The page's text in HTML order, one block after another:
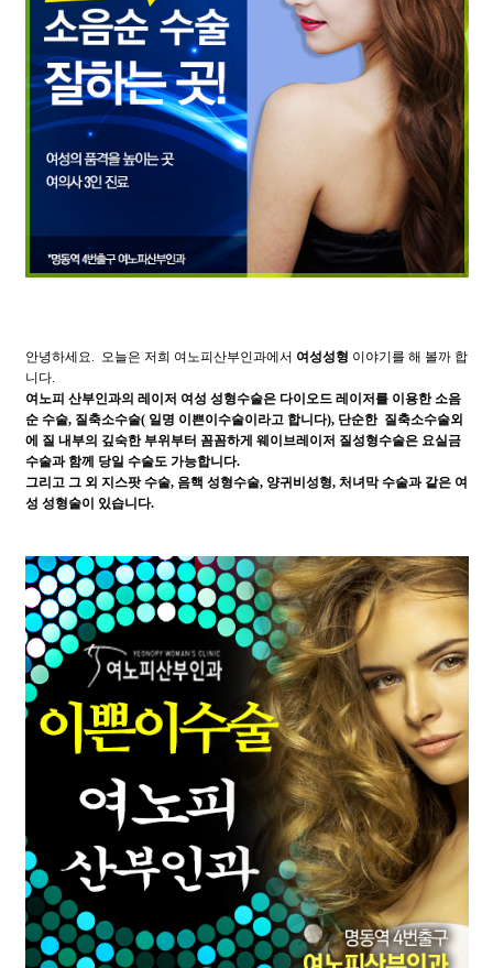
안녕하세요. 오늘은 저희 여노피산부인과에서 여성성형 이야기를 해 볼까 합
니다.​
여노피 산부인과의 레이저 여성 성형수술은 다이오드 레이저를 이용한 소음
순 수술, 질축소수술( 일명 이쁜이수술이라고 합니다), 단순한 질축소수술외
에 질 내부의 깊숙한 부위부터 꼼꼼하게 웨이브레이저 질성형수술은 요실금
수술과 함께 당일 수술도 가능합니다.
그리고 그 외 지스팟 수술, 음핵 성형수술, 양귀비성형, 처녀막 수술과 같은 여
성 성형술이 있습니다.